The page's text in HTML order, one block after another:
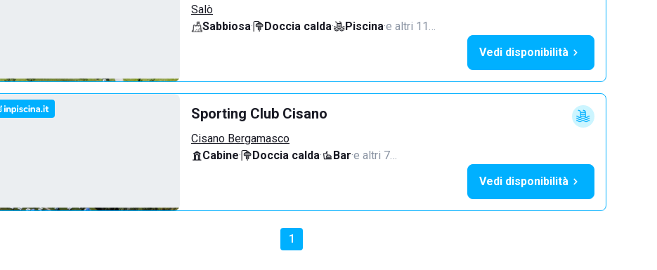
Salò
Sabbiosa· Doccia calda· Piscina·e altri 11…
Vedi disponibilità
Sporting Club Cisano
Cisano Bergamasco
Cabine· Doccia calda· Bar·e altri 7…
Vedi disponibilità
1